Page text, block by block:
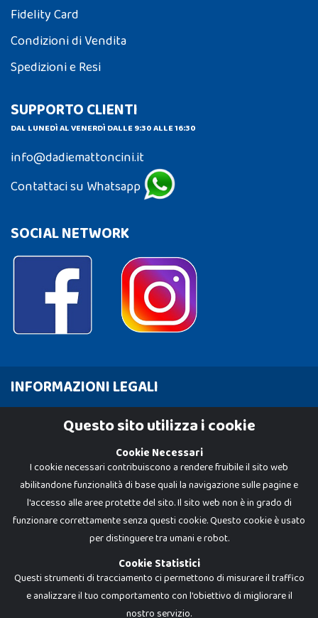
Fidelity Card
Condizioni di Vendita
Spedizioni e Resi
SUPPORTO CLIENTI
DAL LUNEDÌ AL VENERDÌ DALLE 9:30 ALLE 16:30
info@dadiemattoncini.it
Contattaci su Whatsapp
SOCIAL NETWORK
INFORMAZIONI LEGALI
Cookie Policy
Dadi e Mattoncini è un brand di Giocabene Srl. Ogni riproduzione o utilizzo non
Questo sito utilizza i cookie
Cookie Necessari
I cookie necessari contribuiscono a rendere fruibile il sito web
abilitandone funzionalità di base quali la navigazione sulle pagine e
l'accesso alle aree protette del sito. Il sito web non è in grado di
funzionare correttamente senza questi cookie. Questo cookie è usato
per distinguere tra umani e robot.
Cookie Statistici
Questi strumenti di tracciamento ci permettono di misurare il traffico
e analizzare il tuo comportamento con l'obiettivo di migliorare il
nostro servizio.